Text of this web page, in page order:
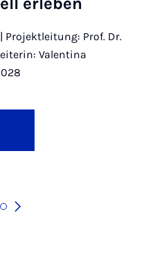
Projektleitung: Prof. Dr.
Valentina